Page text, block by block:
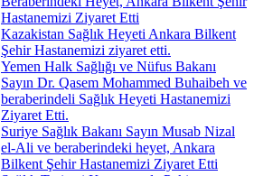
Hastanemizi Ziyaret Etti
Kazakistan Sağlık Heyeti Ankara Bilkent
Şehir Hastanemizi ziyaret etti.
Yemen Halk Sağlığı ve Nüfus Bakanı
Sayın Dr. Qasem Mohammed Buhaibeh ve
beraberindeli Sağlık Heyeti Hastanemizi
Ziyaret Etti.
Suriye Sağlık Bakanı Sayın Musab Nizal
el-Ali ve beraberindeki heyet, Ankara
Bilkent Şehir Hastanemizi Ziyaret Etti